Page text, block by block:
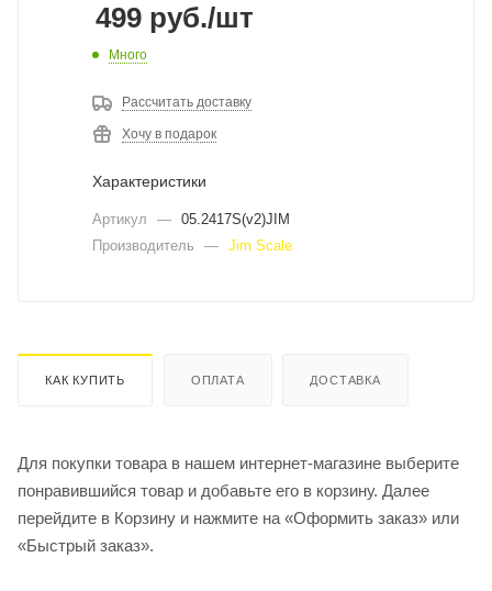
499 руб./шт
Много
Рассчитать доставку
Хочу в подарок
Характеристики
Артикул — 05.2417S(v2)JIM
Производитель
— Jim Scale
КАК КУПИТЬ ОПЛАТА ДОСТАВКА
Для покупки товара в нашем интернет-магазине выберите
понравившийся товар и добавьте его в корзину. Далее
перейдите в Корзину и нажмите на «Оформить заказ» или
«Быстрый заказ».